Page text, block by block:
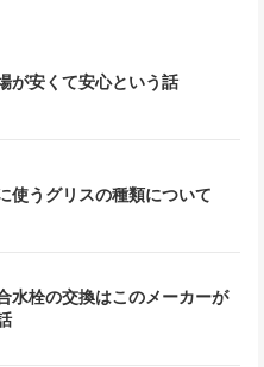
が安くて安心という話
使うグリスの種類について
水栓の交換はこのメーカーが